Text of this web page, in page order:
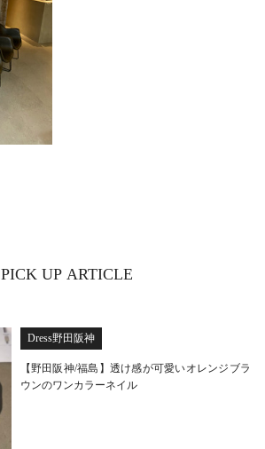
PICK UP ARTICLE
Dress野田阪神
【野田阪神/福島】透け感が可愛いオレンジブラ
ウンのワンカラーネイル